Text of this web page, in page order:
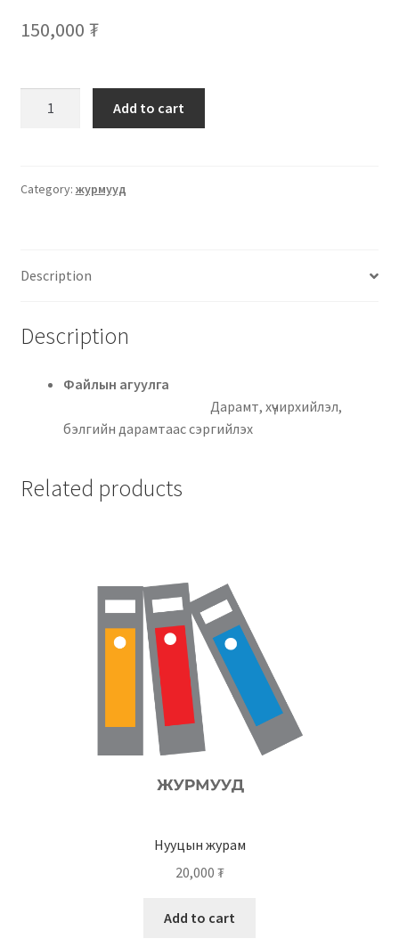
150,000 ₮
Add to cart
Category: журмууд
Description
Description
Файлын агуулга
Дарамт, хүчирхийлэл,
бэлгийн дарамтаас сэргийлэх
Related products
Нууцын журам
20,000 ₮
Add to cart